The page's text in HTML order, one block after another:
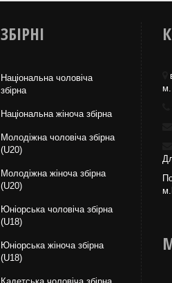
ЗБІРНІ
Національна чоловіча
збірна
Національна жiноча збірна
Молодіжна чоловіча збірна
(U20)
Молодіжна жіноча збірна
(U20)
Юніорська чоловіча збірна
(U18)
Юніорська жіноча збірна
(U18)
м.